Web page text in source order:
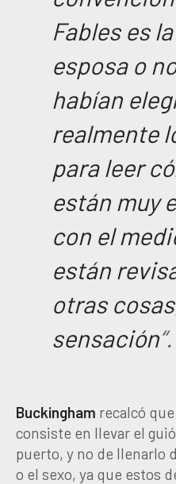
Fables es
esposa o
habían
realmente
para leer
están muy
con el
están
otras
sensación“.
Buckingham recalcó
consiste en llevar el
puerto, y no de llenarlo
o el sexo, ya que estos